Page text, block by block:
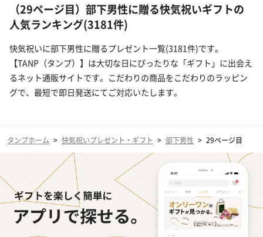
（29ページ目）部下男性に贈る快気祝いギフトの
人気ランキング(3181件)
快気祝いに部下男性に贈るプレゼント一覧(3181件)です。
【TANP（タンプ）】は大切な日にぴったりな「ギフト」に出会え
るネット通販サイトです。こだわりの商品をこだわりのラッピン
グで、最短で即日発送にてご対応いたします。
タンプホーム > 快気祝いプレゼント・ギフト > 部下男性 > 29ページ目